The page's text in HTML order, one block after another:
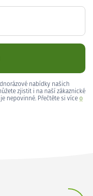
nabídky našich
zjistit i na naší zákaznické
nepovinné. Přečtěte si více o